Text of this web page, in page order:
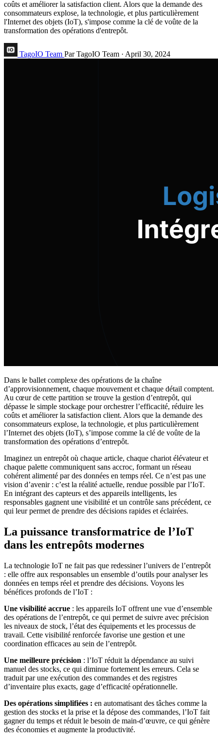
coûts et améliorer la satisfaction client. Alors que la demande des
consommateurs explose, la technologie, et plus particulièrement
l'Internet des objets (IoT), s'impose comme la clé de voûte de la
transformation des opérations d'entrepôt.
TagoIO Team Par TagoIO Team · April 30, 2024
Dans le ballet complexe des opérations de la chaîne
d’approvisionnement, chaque mouvement et chaque détail comptent.
Au cœur de cette partition se trouve la gestion d’entrepôt, qui
dépasse le simple stockage pour orchestrer l’efficacité, réduire les
coûts et améliorer la satisfaction client. Alors que la demande des
consommateurs explose, la technologie, et plus particulièrement
l’Internet des objets (IoT), s’impose comme la clé de voûte de la
transformation des opérations d’entrepôt.
Imaginez un entrepôt où chaque article, chaque chariot élévateur et
chaque palette communiquent sans accroc, formant un réseau
cohérent alimenté par des données en temps réel. Ce n’est pas une
vision d’avenir : c’est la réalité actuelle, rendue possible par l’IoT.
En intégrant des capteurs et des appareils intelligents, les
responsables gagnent une visibilité et un contrôle sans précédent, ce
qui leur permet de prendre des décisions rapides et éclairées.
La puissance transformatrice de l’IoT
dans les entrepôts modernes
La technologie IoT ne fait pas que redessiner l’univers de l’entrepôt
: elle offre aux responsables un ensemble d’outils pour analyser les
données en temps réel et prendre des décisions. Voyons les
bénéfices profonds de l’IoT :
Une visibilité accrue : les appareils IoT offrent une vue d’ensemble
des opérations de l’entrepôt, ce qui permet de suivre avec précision
les niveaux de stock, l’état des équipements et les processus de
travail. Cette visibilité renforcée favorise une gestion et une
coordination efficaces au sein de l’entrepôt.
Une meilleure précision : l’IoT réduit la dépendance au suivi
manuel des stocks, ce qui diminue fortement les erreurs. Cela se
traduit par une exécution des commandes et des registres
d’inventaire plus exacts, gage d’efficacité opérationnelle.
Des opérations simplifiées : en automatisant des tâches comme la
gestion des stocks et la prise et la dépose des commandes, l’IoT fait
gagner du temps et réduit le besoin de main-d’œuvre, ce qui génère
des économies et augmente la productivité.